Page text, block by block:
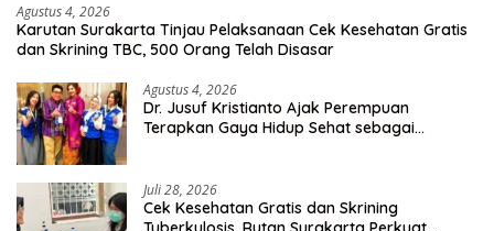
Agustus 4, 2026
Karutan Surakarta Tinjau Pelaksanaan Cek Kesehatan Gratis
dan Skrining TBC, 500 Orang Telah Disasar
Agustus 4, 2026
Dr. Jusuf Kristianto Ajak Perempuan
Terapkan Gaya Hidup Sehat sebagai
Juli 28, 2026
Cek Kesehatan Gratis dan Skrining